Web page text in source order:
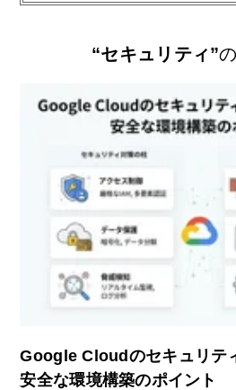
“セキュリティ”
Google Cloudのセキュリテ
安全な環境構築のポイント